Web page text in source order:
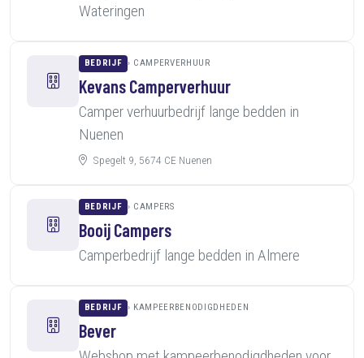
Wateringen
BEDRIJF CAMPERVERHUUR
Kevans Camperverhuur
Camper verhuurbedrijf lange bedden in
Nuenen
Spegelt 9, 5674 CE Nuenen
BEDRIJF CAMPERS
Booij Campers
Camperbedrijf lange bedden in Almere
BEDRIJF KAMPEERBENODIGDHEDEN
Bever